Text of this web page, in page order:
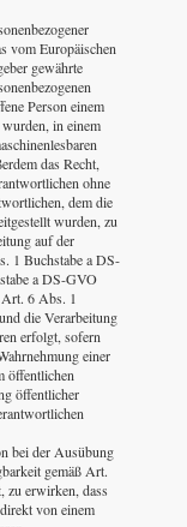
vom Europäischen
gewährte
Person einem
in einem
das Recht,
ohne
dem die
wurden, zu
auf der
1 Buchstabe a DS-
a DS-GVO
6 Abs. 1
die Verarbeitung
erfolgt, sofern
einer
öffentlichen
öffentlicher
bei der Ausübung
gemäß Art.
zu erwirken, dass
von einem